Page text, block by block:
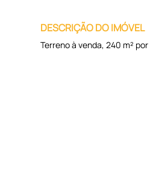
DESCRIÇÃO DO IMÓVEL
Terreno à venda, 240 m²